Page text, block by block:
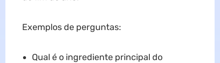
Exemplos de perguntas:
Qual é o ingrediente principal do